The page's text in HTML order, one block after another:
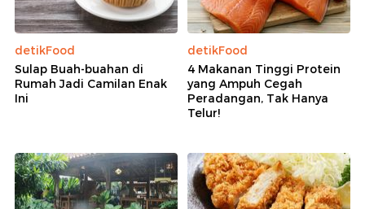
detikFood
Sulap Buah-buahan di
Rumah Jadi Camilan Enak
Ini
detikFood
4 Makanan Tinggi Protein
yang Ampuh Cegah
Peradangan, Tak Hanya
Telur!